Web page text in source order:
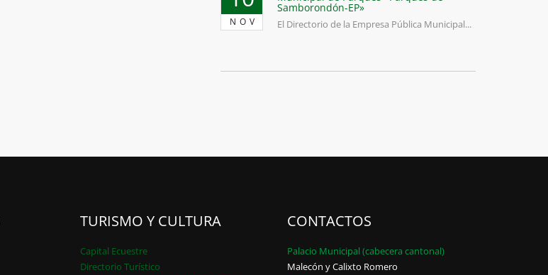
NOV
Samborondón-EP»
El Directorio de la Empresa Pública Municipal...
TURISMO Y CULTURA
Capital Ecuestre
Directorio Turístico
CONTACTOS
Palacio Municipal (cabecera cantonal)
Malecón y Calixto Romero